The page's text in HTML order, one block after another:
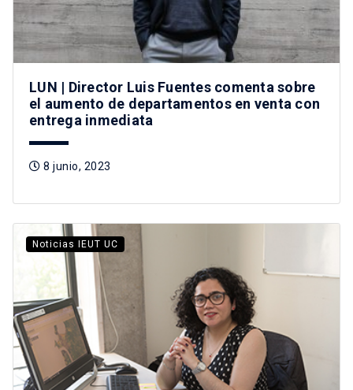
LUN | Director Luis Fuentes comenta sobre
el aumento de departamentos en venta con
entrega inmediata
8 junio, 2023
Noticias IEUT UC